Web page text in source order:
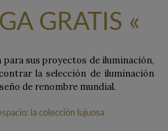
GRATIS «
sus proyectos de iluminación,
la selección de iluminación
de renombre mundial.